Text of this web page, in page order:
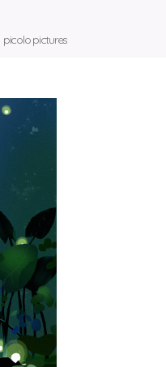
picolo pictures